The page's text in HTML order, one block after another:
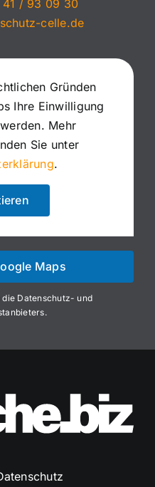
/ 93 09 30
celle.de
Gründen
Ihre Einwilligung
Mehr
Sie unter
.
Maps
die Datenschutz- und